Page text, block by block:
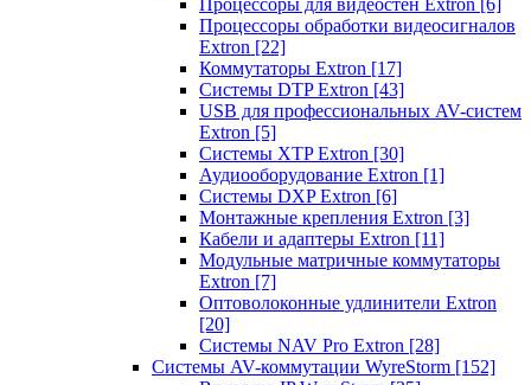
Процессоры для видеостен Extron [6]
Процессоры обработки видеосигналов
Extron [22]
Коммутаторы Extron [17]
Системы DTP Extron [43]
USB для профессиональных AV-систем
Extron [5]
Системы XTP Extron [30]
Аудиооборудование Extron [1]
Системы DXP Extron [6]
Монтажные крепления Extron [3]
Кабели и адаптеры Extron [11]
Модульные матричные коммутаторы
Extron [7]
Оптоволоконные удлинители Extron
[20]
Системы NAV Pro Extron [28]
Системы AV-коммутации WyreStorm [152]